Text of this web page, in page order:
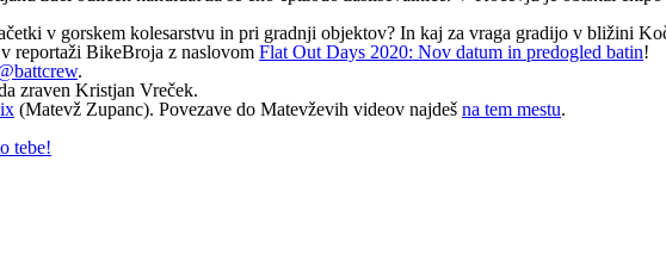
v gorskem kolesarstvu in pri gradnji objektov? In kaj za vraga gradijo v bližini
reportaži BikeBroja z naslovom Flat Out Days 2020: Nov datum in predogled batin!
.
zraven Kristjan Vreček.
(Matevž Zupanc). Povezave do Matevževih videov najdeš na tem mestu.
tebe!